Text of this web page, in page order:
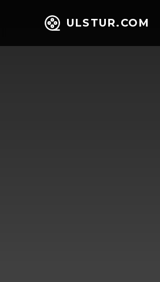
ULSTUR.COM